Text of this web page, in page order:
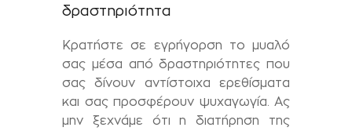
δραστηριότητα
Κρατήστε σε εγρήγορση το μυαλό
σας μέσα από δραστηριότητες που
σας δίνουν αντίστοιχα ερεθίσματα
και σας προσφέρουν ψυχαγωγία. Ας
μην ξεχνάμε ότι η διατήρηση της